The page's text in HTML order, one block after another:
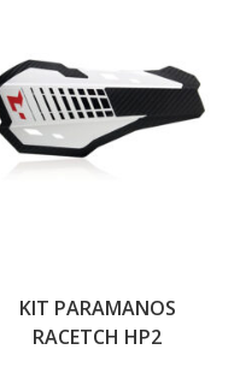
KIT PARAMANOS
RACETCH HP2